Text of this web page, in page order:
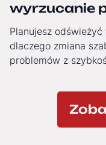
wyrzucanie
Planujesz
dlaczego zmiana
problemów z